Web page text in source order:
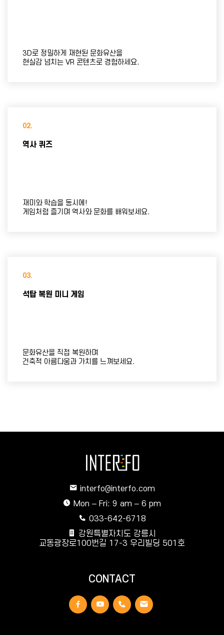
3D로 정밀하게 재현된 문화유산을
현실감 넘치는 VR 콘텐츠로 경험하세요.
02.
역사 퀴즈
재미와 학습을 동시에!
게임처럼 즐기며 역사와 문화를 배워보세요.
03.
석탑 복원 미니 게임
문화유산을 직접 복원하며
건축적 아름다움과 가치를 느껴보세요.
interfo@interfo.com
Mon – Fri: 9 am – 6 pm
033-642-6718
강원특별자치도 강릉시
교동광장로100번길 17-3 우리빌딩 501호
CONTACT